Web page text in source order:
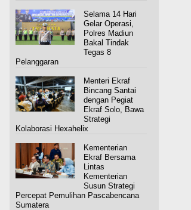
Selama 14 Hari
Gelar Operasi,
Polres Madiun
Bakal Tindak
Tegas 8
Pelanggaran
Menteri Ekraf
Bincang Santai
dengan Pegiat
Ekraf Solo, Bawa
Strategi
Kolaborasi Hexahelix
Kementerian
Ekraf Bersama
Lintas
Kementerian
Susun Strategi
Percepat Pemulihan Pascabencana
Sumatera